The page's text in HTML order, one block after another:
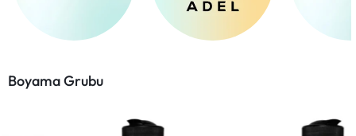
Boyama Grubu